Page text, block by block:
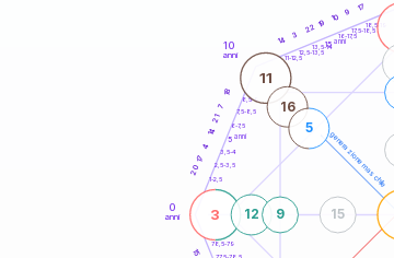
generazione maschile
0
anni
10
anni
1-2,5
2,5-3,5
3,5-4
6-7,5
7,5-8,5
8,5-9
11-12,5
12,5-13,5
13,5-14
16-17,5
17,5-18,5
18,5-19
78,5-79
20
17
4
14
21
7
18
14 3
2219
10 9
17
15
3
11
12 9 15
16
5
5 anni
15 anni